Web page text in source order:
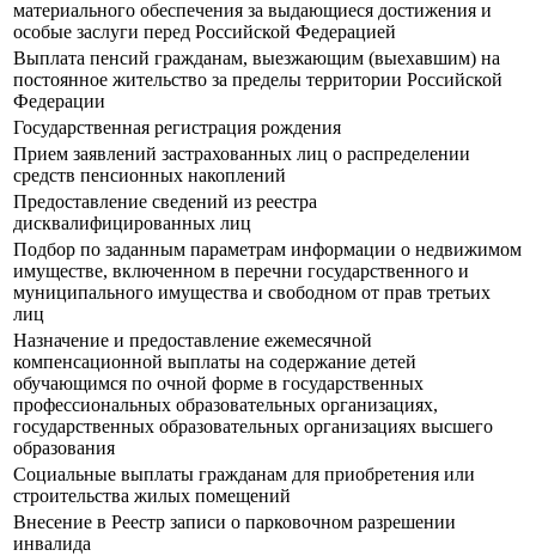
материального обеспечения за выдающиеся достижения и
особые заслуги перед Российской Федерацией
Выплата пенсий гражданам, выезжающим (выехавшим) на
постоянное жительство за пределы территории Российской
Федерации
Государственная регистрация рождения
Прием заявлений застрахованных лиц о распределении
средств пенсионных накоплений
Предоставление сведений из реестра
дисквалифицированных лиц
Подбор по заданным параметрам информации о недвижимом
имуществе, включенном в перечни государственного и
муниципального имущества и свободном от прав третьих
лиц
Назначение и предоставление ежемесячной
компенсационной выплаты на содержание детей
обучающимся по очной форме в государственных
профессиональных образовательных организациях,
государственных образовательных организациях высшего
образования
Социальные выплаты гражданам для приобретения или
строительства жилых помещений
Внесение в Реестр записи о парковочном разрешении
инвалида